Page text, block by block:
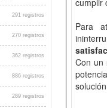
291 registros
270 registros
362 registros
886 registros
289 registros
cumplir
Para
Con un